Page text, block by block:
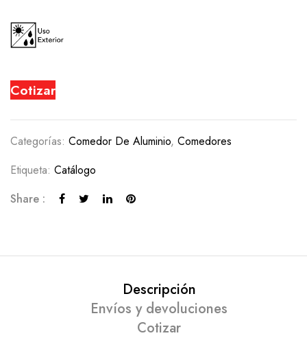
Cotizar
Categorías: Comedor De Aluminio, Comedores
Etiqueta: Catálogo
Share :
Descripción
Envíos y devoluciones
Cotizar